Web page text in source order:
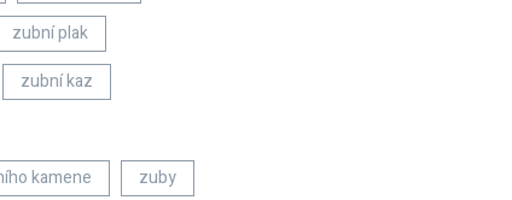
zubní plak
zubní kaz
kamene
zuby